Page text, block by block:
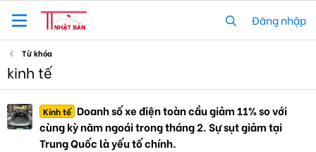
Đăng nhập
Từ khóa
kinh tế
Kinh tế Doanh số xe điện toàn cầu giảm 11% so với
cùng kỳ năm ngoái trong tháng 2. Sự sụt giảm tại
Trung Quốc là yếu tố chính.